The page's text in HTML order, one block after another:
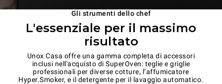
Gli strumenti dello chef
L'essenziale per il massimo
risultato
Unox Casa offre una gamma completa di accessori
inclusi nell'acquisto di SuperOven: teglie e griglie
professionali per diverse cotture, l’affumicatore
Hyper.Smoker, e il detergente per il lavaggio automatico.